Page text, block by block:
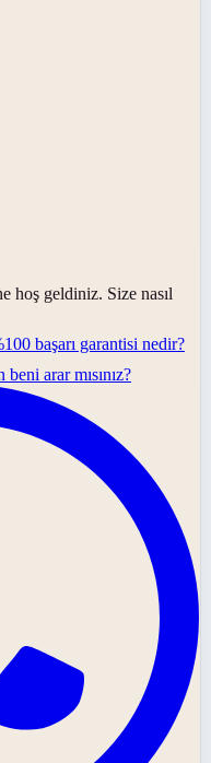
hoş geldiniz. Size nasıl
başarı garantisi nedir?
arar mısınız?